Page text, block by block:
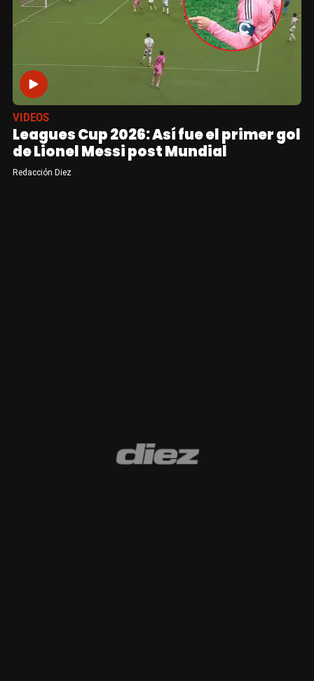
VIDEOS
Leagues Cup 2026: Así fue el primer gol
de Lionel Messi post Mundial
Redacción Diez